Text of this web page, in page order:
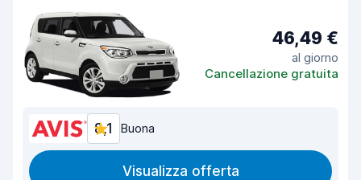
46,49 €
al giorno
Cancellazione gratuita
8,1 Buona
Visualizza offerta